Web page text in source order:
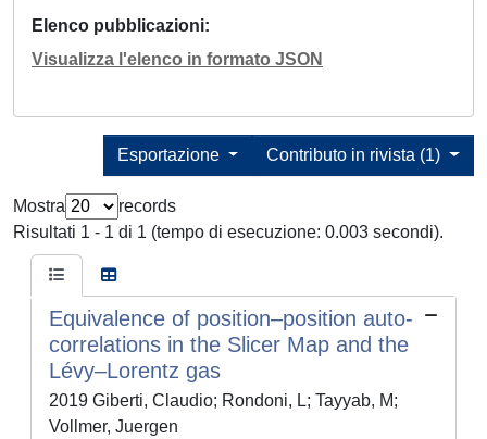
Elenco pubblicazioni
Visualizza l'elenco in formato JSON
Contributo in rivista (1)
Esportazione
Mostra
records
Risultati 1 - 1 di 1 (tempo di esecuzione: 0.003 secondi).
Equivalence of position–position auto-
correlations in the Slicer Map and the
Lévy–Lorentz gas
2019 Giberti, Claudio; Rondoni, L; Tayyab, M;
Vollmer, Juergen